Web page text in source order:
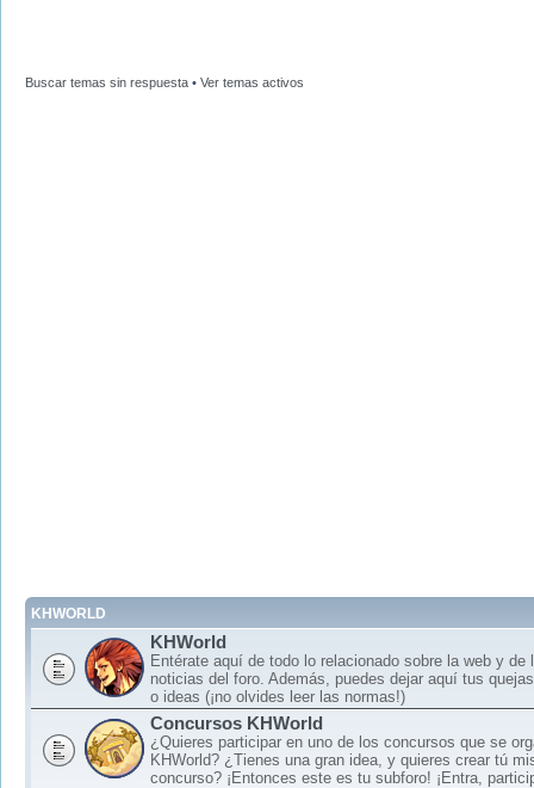
Buscar temas sin respuesta • Ver temas activos
KHWORLD
KHWorld
Entérate aquí de todo lo relacionado sobre la web y de
noticias del foro. Además, puedes dejar aquí tus
o ideas (¡no olvides leer las normas!)
Concursos KHWorld
¿Quieres participar en uno de los concursos que se
KHWorld? ¿Tienes una gran idea, y quieres crear tú
concurso? ¡Entonces este es tu subforo! ¡Entra,